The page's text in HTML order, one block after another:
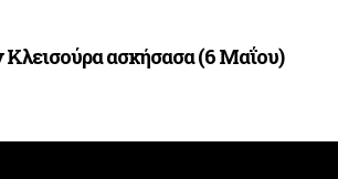
Κλεισούρα ασκήσασα (6 Μαΐου)